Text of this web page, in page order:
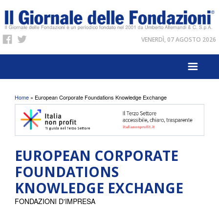
VENERDÌ, 07 AGOSTO 2026
Tu sei qui
Home » European Corporate Foundations Knowledge Exchange
EUROPEAN CORPORATE
FOUNDATIONS
KNOWLEDGE EXCHANGE
FONDAZIONI D'IMPRESA